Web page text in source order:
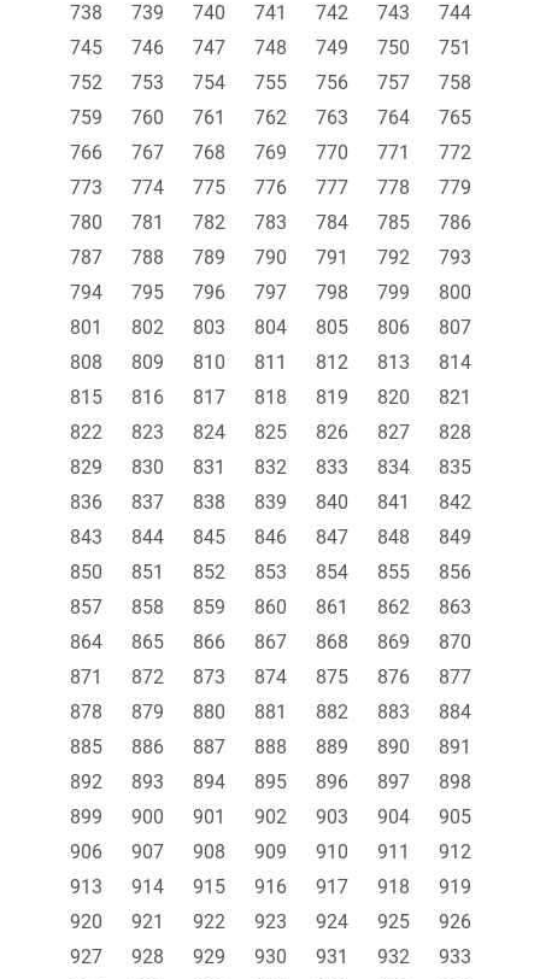
738
739 740 741 742 743
744
745
746 747 748 749 750
751
752
753 754 755 756 757
758
759
760 761 762 763 764
765
766
767 768 769 770 771
772
773
774 775 776 777 778
779
780
781 782 783 784 785
786
787
788 789 790 791 792
793
794
795 796 797 798 799
800
801
802 803 804 805 806
807
808
809 810 811 812 813
814
815
816 817 818 819 820
821
822
823 824 825 826 827
828
829
830 831 832 833 834
835
836
837 838 839 840 841
842
843
844 845 846 847 848
849
850
851 852 853 854 855
856
857
858 859 860 861 862
863
864
865 866 867 868 869
870
871
872 873 874 875 876
877
878
879 880 881 882 883
884
885
886 887 888 889 890
891
892
893 894 895 896 897
898
899
900 901 902 903 904
905
906
907 908 909 910 911
912
913
914 915 916 917 918
919
920
921 922 923 924 925
926
927
928 929 930 931 932
933